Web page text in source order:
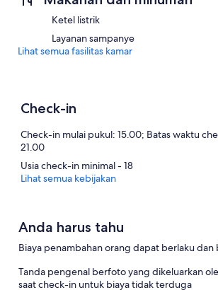
Ketel listrik
Layanan sampanye
Lihat semua fasilitas kamar
Check-in
Check-in mulai pukul: 15.00; Batas waktu
21.00
Usia check-in minimal - 18
Lihat semua kebijakan
Anda harus tahu
Biaya penambahan orang dapat berlaku
Tanda pengenal berfoto yang dikeluarkan
saat check-in untuk biaya tidak terduga